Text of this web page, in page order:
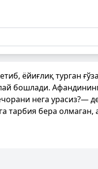
ёйиғлиқ турган
бошлади.
нега урасиз?—
тарбия бера олмаган,